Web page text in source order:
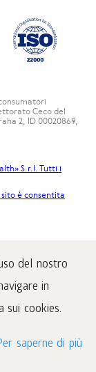
del nostro
in
sui cookies.
saperne di più
Ceco del
2, ID 00020869,
S.r.l. Tutti i
è consentita